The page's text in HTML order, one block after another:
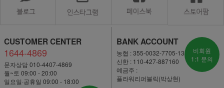
CUSTOMER CENTER
1644-4869
문자상담 010-4407-4869
월~토 09:00 - 20:00
일요일·공휴일 09:00 - 18:00
BANK ACCOUNT
농협 : 355-0032-7705-13
신한 : 110-427-887160
예금주 :
플라워리퍼블릭(박상현)
비회원
1:1 문의